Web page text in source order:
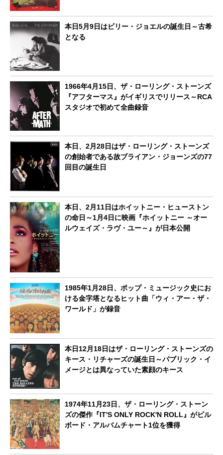
本日5月9日はビリー・ジョエルの誕生日～古希
となる
1966年4月15日、ザ・ローリング・ストーンズ
『アフターマス』がイギリスでリリース～RCA
スタジオで初めて全曲録音
本日、2月28日はザ・ローリング・ストーンズ
の創始者である故ブライアン・ジョーンズの77
回目の誕生日
本日、2月11日はホイットニー・ヒューストン
の命日～1月4日に映画『ホイットニー ～オー
ルウェイズ・ラヴ・ユー～』が日本公開
1985年1月28日、ポップ・ミュージック史にお
ける金字塔となるヒット曲「ウィ・アー・ザ・
ワールド」が録音
本日12月18日はザ・ローリング・ストーンズの
キース・リチャーズの誕生日～パブリック・イ
メージとは異なっていた素顔のキース
1974年11月23日、ザ・ローリング・ストーン
ズの傑作『IT'S ONLY ROCK'N ROLL』がビル
ボード・アルバムチャート1位を獲得